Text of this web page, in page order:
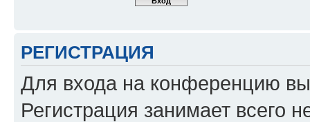
РЕГИСТРАЦИЯ
Для входа на конференцию
Регистрация занимает всего